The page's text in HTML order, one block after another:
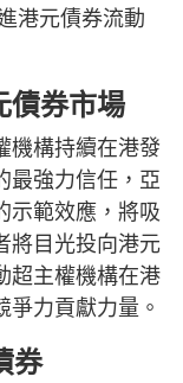
港元債券流動
債券市場
機構持續在港發
最強力信任，亞
示範效應，將吸
將目光投向港元
超主權機構在港
爭力貢獻力量。
券